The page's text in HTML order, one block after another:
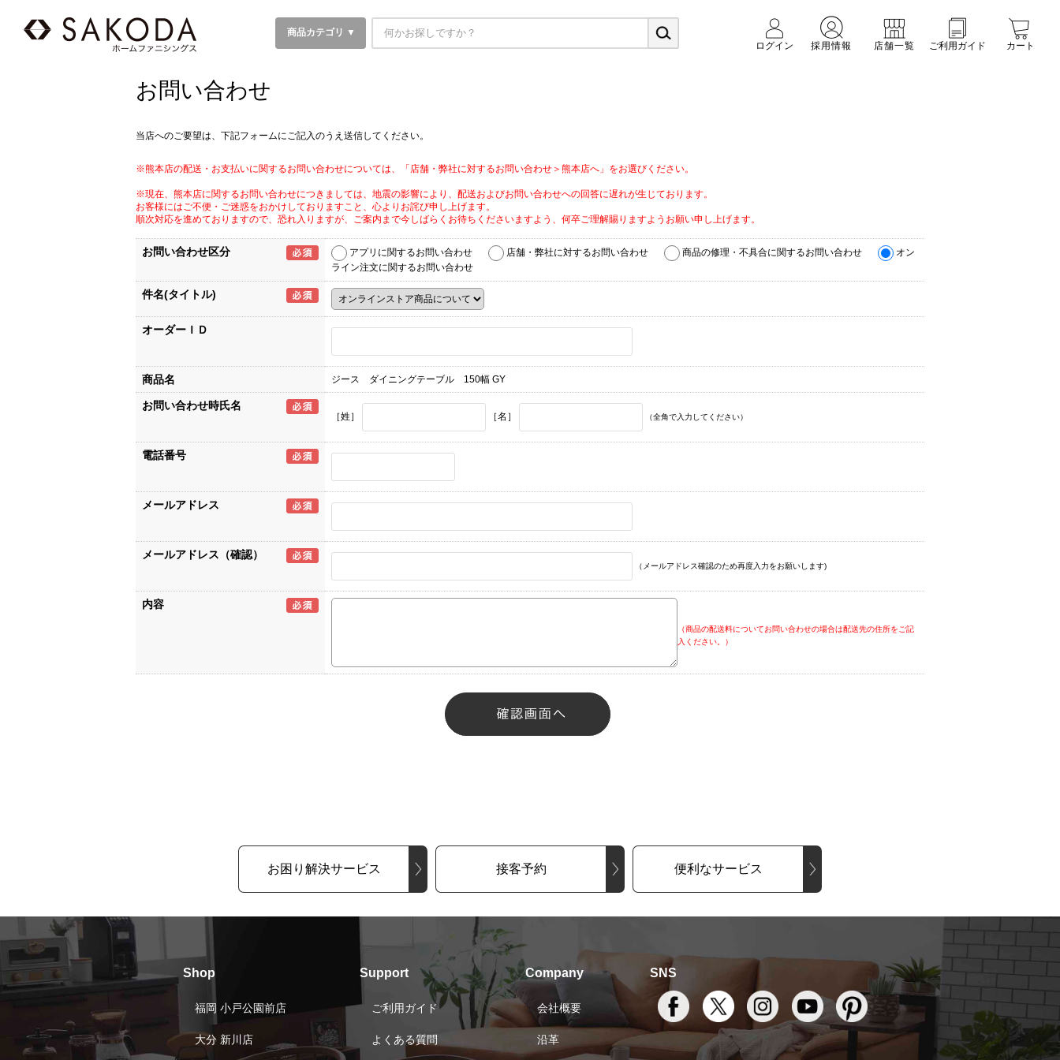
商品カテゴリ ▼
ログイン
採用情報 店舗一覧 ご利用ガイド カート
お問い合わせ
当店へのご要望は、下記フォームにご記入のうえ送信してください。
※熊本店の配送・お支払いに関するお問い合わせについては、「店舗・弊社に対するお問い合わせ＞熊本店へ」をお選びください。
※現在、熊本店に関するお問い合わせにつきましては、地震の影響により、配送およびお問い合わせへの回答に遅れが生じております。
お客様にはご不便・ご迷惑をおかけしておりますこと、心よりお詫び申し上げます。
順次対応を進めておりますので、恐れ入りますが、ご案内まで今しばらくお待ちくださいますよう、何卒ご理解賜りますようお願い申し上げます。
お問い合わせ区分 アプリに関するお問い合わせ 店舗・弊社に対するお問い合わせ 商品の修理・不具合に関するお問い合わせ
オン
ライン注文に関するお問い合わせ
件名(タイトル)
オーダーＩＤ
商品名 ジース ダイニングテーブル 150幅 GY
お問い合わせ時氏名
［姓］ ［名］ （全角で入力してください）
電話番号
メールアドレス
メールアドレス（確認）
（メールアドレス確認のため再度入力をお願いします)
内容
（商品の配送料についてお問い合わせの場合は配送先の住所をご記
入ください。）
お困り解決サービス 接客予約 便利なサービス
Shop
福岡 小戸公園前店
大分 新川店
Support
ご利用ガイド
よくある質問
Company
会社概要
沿革
SNS